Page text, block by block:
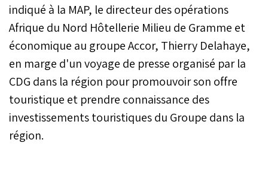
indiqué à la MAP, le directeur des opérations
Afrique du Nord Hôtellerie Milieu de Gramme et
économique au groupe Accor, Thierry Delahaye,
en marge d'un voyage de presse organisé par la
CDG dans la région pour promouvoir son offre
touristique et prendre connaissance des
investissements touristiques du Groupe dans la
région.